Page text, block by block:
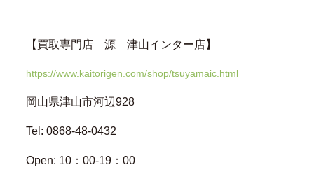
【買取専門店 源 津山インター店】
https://www.kaitorigen.com/shop/tsuyamaic.html
岡山県津山市河辺928
Tel: 0868-48-0432
Open: 10：00-19：00